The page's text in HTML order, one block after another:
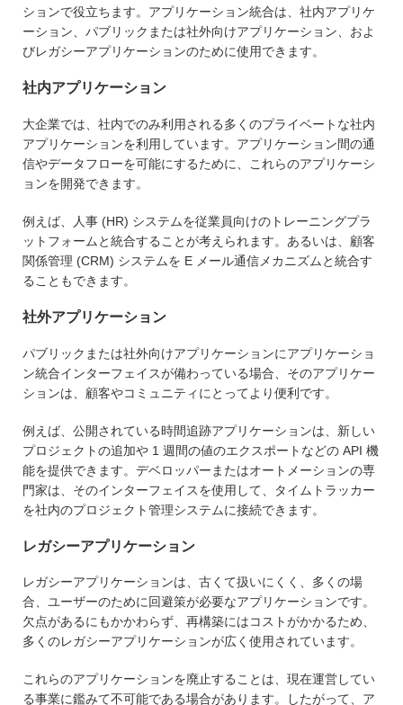
ションで役立ちます。アプリケーション統合は、社内アプリケ
ーション、パブリックまたは社外向けアプリケーション、およ
びレガシーアプリケーションのために使用できます。
社内アプリケーション
大企業では、社内でのみ利用される多くのプライベートな社内
アプリケーションを利用しています。アプリケーション間の通
信やデータフローを可能にするために、これらのアプリケーシ
ョンを開発できます。
例えば、人事 (HR) システムを従業員向けのトレーニングプラ
ットフォームと統合することが考えられます。あるいは、顧客
関係管理 (CRM) システムを E メール通信メカニズムと統合す
ることもできます。
社外アプリケーション
パブリックまたは社外向けアプリケーションにアプリケーショ
ン統合インターフェイスが備わっている場合、そのアプリケー
ションは、顧客やコミュニティにとってより便利です。
例えば、公開されている時間追跡アプリケーションは、新しい
プロジェクトの追加や 1 週間の値のエクスポートなどの API 機
能を提供できます。デベロッパーまたはオートメーションの専
門家は、そのインターフェイスを使用して、タイムトラッカー
を社内のプロジェクト管理システムに接続できます。
レガシーアプリケーション
レガシーアプリケーションは、古くて扱いにくく、多くの場
合、ユーザーのために回避策が必要なアプリケーションです。
欠点があるにもかかわらず、再構築にはコストがかかるため、
多くのレガシーアプリケーションが広く使用されています。
これらのアプリケーションを廃止することは、現在運営してい
る事業に鑑みて不可能である場合があります。したがって、ア